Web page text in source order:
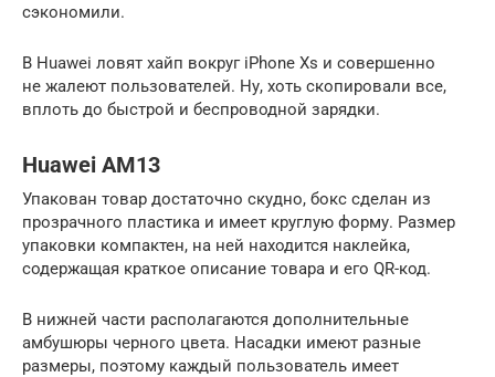
сэкономили.
В Huawei ловят хайп вокруг iPhone Xs и совершенно
не жалеют пользователей. Ну, хоть скопировали все,
вплоть до быстрой и беспроводной зарядки.
Huawei AM13
Упакован товар достаточно скудно, бокс сделан из
прозрачного пластика и имеет круглую форму. Размер
упаковки компактен, на ней находится наклейка,
содержащая краткое описание товара и его QR-код.
В нижней части располагаются дополнительные
амбушюры черного цвета. Насадки имеют разные
размеры, поэтому каждый пользователь имеет